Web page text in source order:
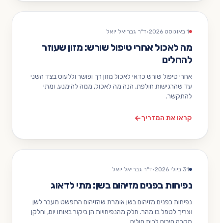
1 באוגוסט 2026 ·ד"ר גבריאל יואל
מה לאכול אחרי טיפול שורש: מזון שעוזר
להחלים
אחרי טיפול שורש כדאי לאכול מזון רך ופושר וללעוס בצד השני
עד שהרגישות חולפת. הנה מה לאכול, ממה להימנע, ומתי
להתקשר.
קראו את המדריך
31 ביולי 2026 ·ד"ר גבריאל יואל
נפיחות בפנים מזיהום בשן: מתי לדאוג
נפיחות בפנים מזיהום בשן אומרת שהזיהום התפשט מעבר לשן
וצריך לטפל בו מהר. חלק מהנפיחויות הן ביקור באותו יום, וחלקן